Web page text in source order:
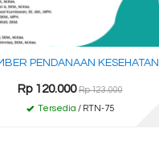
PENDANAAN KESEHATAN
Rp 120.000 Rp 123.000
Tersedia / RTN-75